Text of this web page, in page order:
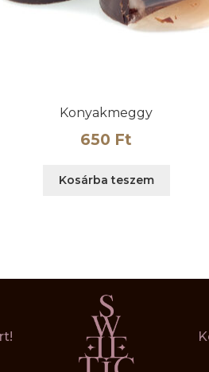
Konyakmeggy
650 Ft
Kosárba teszem